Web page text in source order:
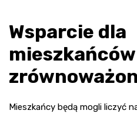
Wsparcie dla
Mieszkańcy będą mogli liczyć